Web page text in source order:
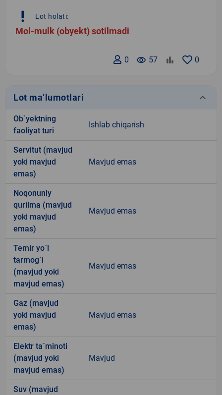
priority_high Lot holati:
Mol-mulk (obyekt) sotilmadi
0
remove_red_eye 57
0
Lot ma’lumotlari keyboard_arrow_down
Ob`yektning
faoliyat turi
Ishlab chiqarish
Servitut (mavjud
yoki mavjud
emas)
Mavjud emas
Noqonuniy
qurilma (mavjud
yoki mavjud
emas)
Mavjud emas
Temir yo`l
tarmog`i
(mavjud yoki
mavjud emas)
Mavjud emas
Gaz (mavjud
yoki mavjud
emas)
Mavjud emas
Elektr ta`minoti
(mavjud yoki
mavjud emas)
Mavjud
Suv (mavjud